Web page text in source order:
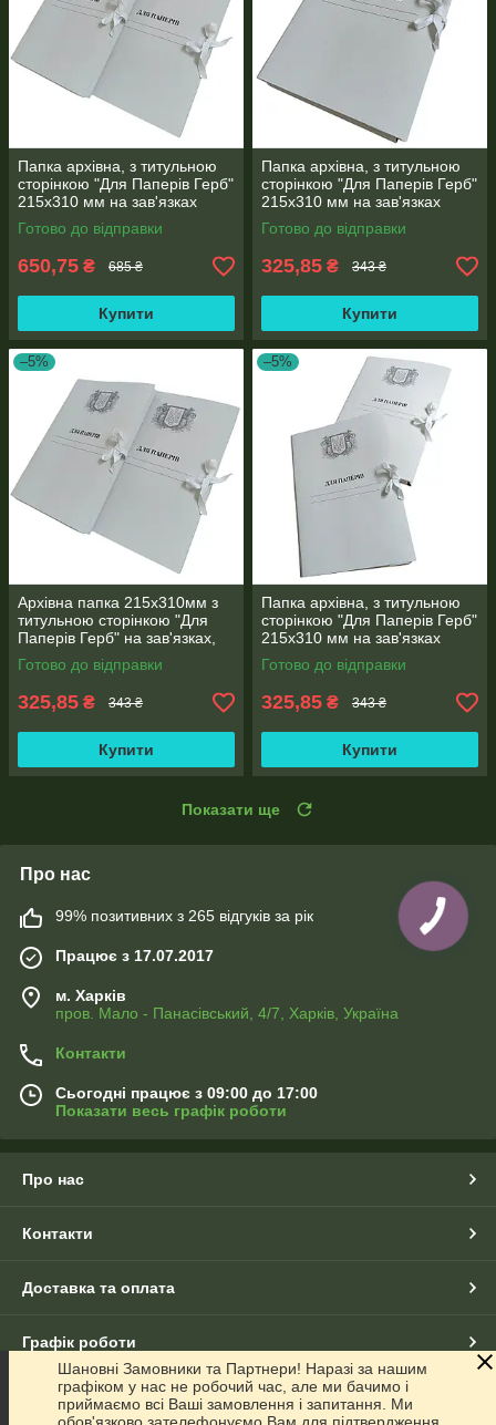
Папка архівна, з титульною
сторінкою "Для Паперів Герб"
215х310 мм на зав'язках
висота корінець 0,7-2,8 см
50 шт.
Готово до відправки
650,75 ₴ 685 ₴
Купити
Папка архівна, з титульною
сторінкою "Для Паперів Герб"
215х310 мм на зав'язках
висота корінець 0,7-2,7 см
(25шт)
Готово до відправки
325,85 ₴ 343 ₴
Купити
–5%
Архівна папка 215х310мм з
титульною сторінкою "Для
Паперів Герб" на зав'язках,
корінець 0,7-2,6 см (25шт)
Готово до відправки
325,85 ₴ 343 ₴
Купити
–5%
Папка архівна, з титульною
сторінкою "Для Паперів Герб"
215х310 мм на зав'язках
висота корінець 0,7-2,6 см
(25шт)
Готово до відправки
325,85 ₴ 343 ₴
Купити
Показати ще
Про нас
99% позитивних з 265 відгуків за рік
Працює з 17.07.2017
м. Харків
пров. Мало - Панасівський, 4/7, Харків, Україна
Контакти
Сьогодні працює з 09:00 до 17:00
Показати весь графік роботи
Про нас
Контакти
Доставка та оплата
Графік роботи
Повна версія сайту
Шановні Замовники та Партнери! Наразі за нашим
графіком у нас не робочий час, але ми бачимо і
приймаємо всі Ваші замовлення і запитання. Ми